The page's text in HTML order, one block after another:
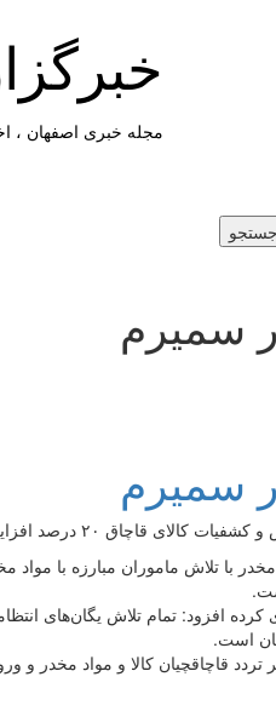
مجله خبری اصفهان ،
سمیرم
سمیرم
با تلاش ماموران مبارزه با مواد
افزود: تمام تلاش یگان‌های
است.
قاچاقچیان کالا و مواد مخدر و